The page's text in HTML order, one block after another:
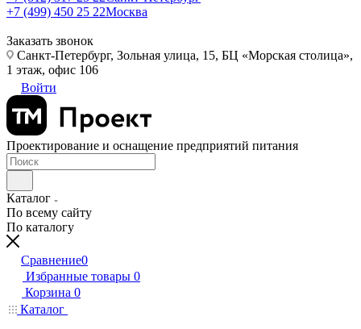
+7 (499) 450 25 22Москва
Заказать звонок
Санкт-Петербург, Зольная улица, 15, БЦ «Морская столица»,
1 этаж, офис 106
Войти
Проектирование и оснащение предприятий питания
Каталог
По всему сайту
По каталогу
Сравнение0
Избранные товары 0
Корзина 0
Каталог